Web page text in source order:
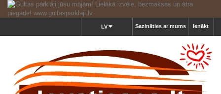
Ienākt
Sazināties ar mums
LV